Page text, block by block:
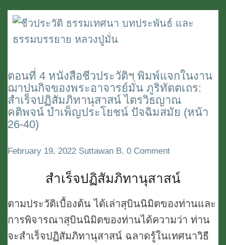
ตอน
ที่
4
หนังสือ
แจก
ใน
งาน
ตอนที่ 4 หนังสือชีวประวัติฯ พิมพ์แจกในงาน
ฌาปนกิจของพระอาจารย์มั่น ภูริทัตตเถร:
สำเร็จปฏิสัมภิทานุสาสน์ ไตรวิธญาณ
คติพจน์ บำเพ็ญประโยชน์ ปัจฉิมสมัย (หน้า
26-40)
February 19, 2022 Suttawan B. Comments
0 Comment
สำเร็จปฏิสัมภิทานุสาสน์
ตามประวัติเบื้องต้น ได้เล่าสุบินนิมิตของท่านและ
การพิจารณาสุบินนิมิตของท่านได้ความว่า ท่าน
จะสำเร็จปฏิสัมภิทานุสาสน์ ฉลาดรู้ในเทศนาวิธี